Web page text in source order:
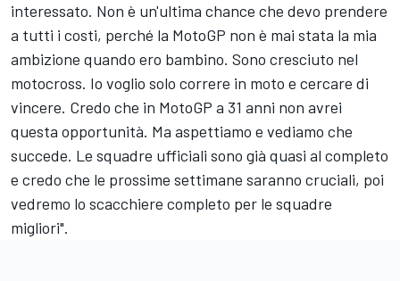
interessato. Non è un'ultima chance che devo prendere
a tutti i costi, perché la MotoGP non è mai stata la mia
ambizione quando ero bambino. Sono cresciuto nel
motocross. Io voglio solo correre in moto e cercare di
vincere. Credo che in MotoGP a 31 anni non avrei
questa opportunità. Ma aspettiamo e vediamo che
succede. Le squadre ufficiali sono già quasi al completo
e credo che le prossime settimane saranno cruciali, poi
vedremo lo scacchiere completo per le squadre
migliori".